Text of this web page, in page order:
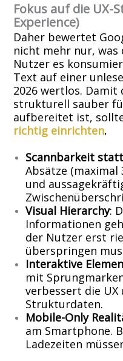
Fokus auf die UX-
Experience)
Daher bewertet
nicht mehr nur, was
Nutzer es
Text auf einer
2026 wertlos. Damit
strukturell sauber
aufbereitet ist,
richtig einrichten.
Scannbarkeit
Absätze (maximal
und
Visual Hierarchy:
Informationen
der Nutzer erst
überspringen
Interaktive
mit
verbessert die
Strukturdaten.
Mobile-Only
am Smartphone.
Ladezeiten